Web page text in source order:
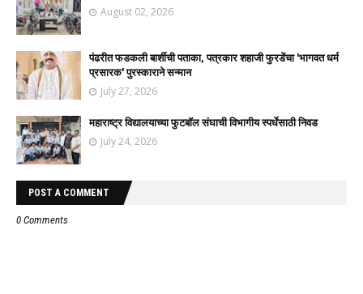
August 02, 2026
पंढरीत फडकली बार्शीची पताका, पत्रकार शहाजी फुरडेंचा 'भागवत धर्म
प्रसारक' पुरस्काराने सन्मान
July 27, 2026
महाराष्ट्र विद्यालयाच्या फुटबॉल संघाची विभागीय स्पर्धेसाठी निवड
July 24, 2026
POST A COMMENT
0 Comments